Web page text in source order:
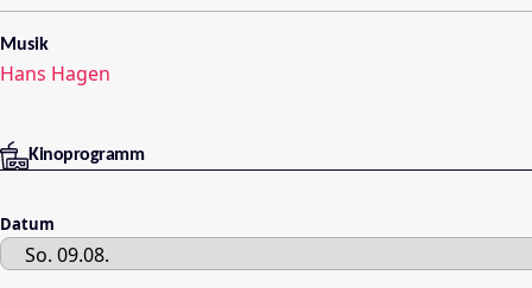
Musik
Hans Hagen
Kinoprogramm
Datum